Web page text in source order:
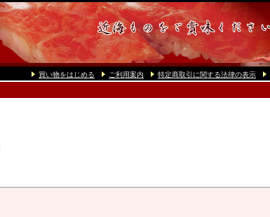
買い物をはじめる ご利用案内 特定商取引に関する法律の表示